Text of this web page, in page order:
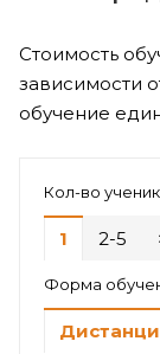
Стоимость
зависимости
обучение
Кол-во
1 2-5
Форма